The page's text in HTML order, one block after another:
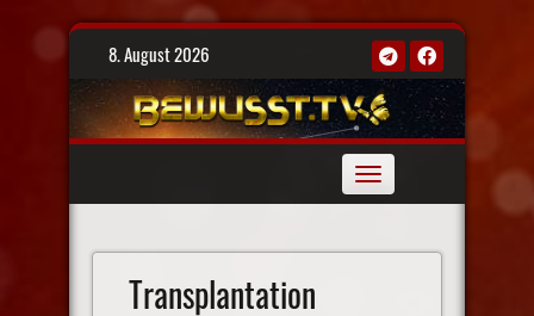
Skip
8. August 2026
Toggle
navigation
Transplantation